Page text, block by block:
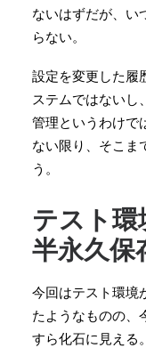
ないはずだが、い
らない。
設定を変更した履
ステムではないし
管理というわけで
ない限り、そこま
う。
テスト
半永久保
今回はテスト環境
たようなものの、
すら化石に見える